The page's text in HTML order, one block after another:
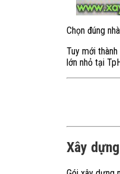
Chọn đúng
Tuy mới
lớn nhỏ tại
Xây